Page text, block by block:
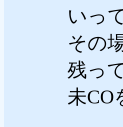
いっ
その
残っ
未CO